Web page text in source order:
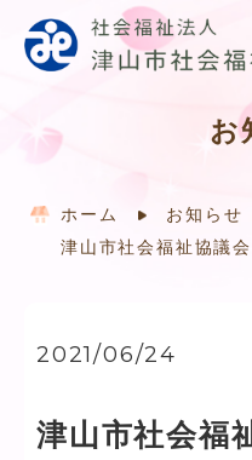
お
ホーム
お知らせ
津山市社会福祉協議
2021/06/24
津山市社会福